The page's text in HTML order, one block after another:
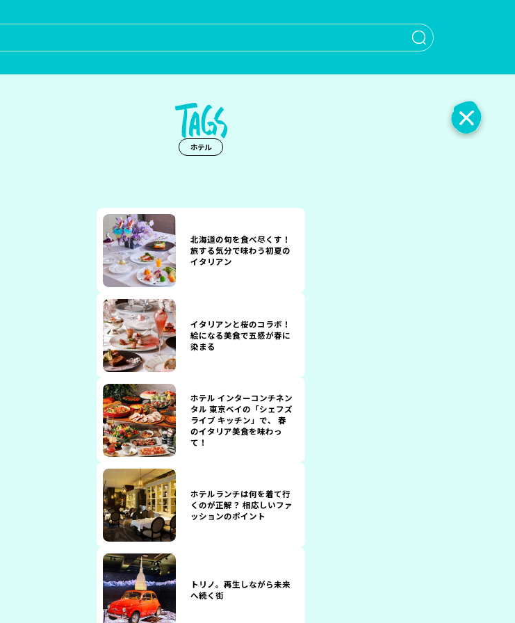
When
ホテル
北海道の旬を食べ尽くす！
旅する気分で味わう初夏の
イタリアン
イタリアンと桜のコラボ！
絵になる美食で五感が春に
染まる
ホテル インターコンチネン
タル 東京ベイの「シェフズ
ライブ キッチン」で、 春
のイタリア美食を味わっ
て！
ホテルランチは何を着て行
くのが正解？ 相応しいファ
ッションのポイント
トリノ。再生しながら未来
へ続く街